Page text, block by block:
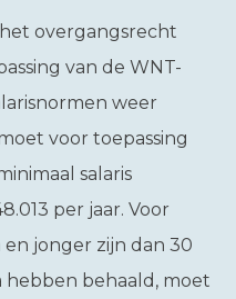
overgangsrecht
van de WNT-
weer
voor toepassing
salaris
per jaar. Voor
jonger zijn dan 30
behaald, moet